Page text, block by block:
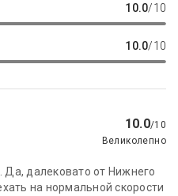
10.0/10
10.0/10
10.0/10
Великолепно
Да, далековато от Нижнего
на нормальной скорости